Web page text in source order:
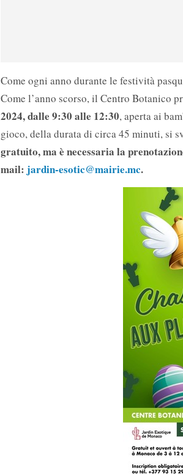
Come ogni anno durante le festività
Come l’anno scorso, il Centro Botanico
2024, dalle 9:30 alle 12:30, aperta ai
gioco, della durata di circa 45 minuti, si
gratuito, ma è necessaria la
mail: jardin-esotic@mairie.mc.